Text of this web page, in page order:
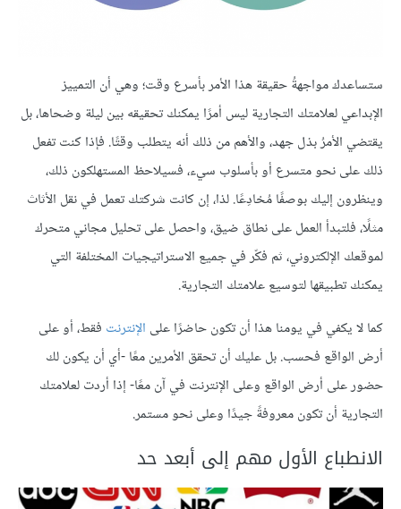
ستساعدك مواجهةُ حقيقة هذا الأمر بأسرع وقت؛ وهي أن التمييز
الإبداعي لعلامتك التجارية ليس أمرًا يمكنك تحقيقه بين ليلة وضحاها، بل
يقتضي الأمرُ بذل جهد، والأهم من ذلك أنه يتطلب وقتًا. فإذا كنت تفعل
ذلك على نحو متسرع أو بأسلوب سيء، فسيلاحظ المستهلكون ذلك،
وينظرون إليك بوصفًا مُخادِعًا. لذا، إن كانت شركتك تعمل في نقل الأثاث
مثلًا، فلتبدأ العمل على نطاق ضيق، واحصل على تحليل مجاني متحرك
لموقعك الإلكتروني، ثم فكّر في جميع الاستراتيجيات المختلفة التي
يمكنك تطبيقها لتوسيع علامتك التجارية.
كما لا يكفي في يومنا هذا أن تكون حاضرًا على الإنترنت فقط، أو على
أرض الواقع فحسب. بل عليك أن تحقق الأمرين معًا -أي أن يكون لك
حضور على أرض الواقع وعلى الإنترنت في آن معًا- إذا أردت لعلامتك
التجارية أن تكون معروفةً جيدًا وعلى نحو مستمر.
الانطباع الأول مهم إلى أبعد حد